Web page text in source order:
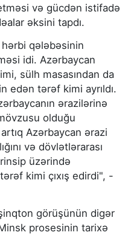
və gücdən istifadə
əksini tapdı.
hərbi qələbəsinin
idi. Azərbaycan
sülh masasından da
edən tərəf kimi ayrıldı.
ərazilərinə
olduğu
Azərbaycan ərazi
və dövlətlərarası
üzərində
kimi çıxış edirdi", -
görüşünün digər
prosesinin tarixə